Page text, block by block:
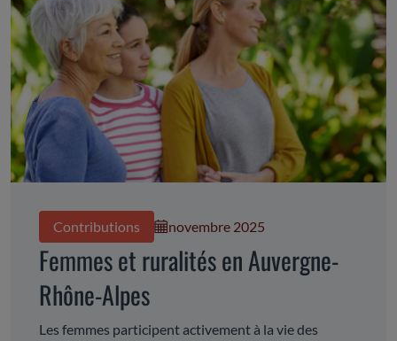
Contributions novembre 2025
Femmes et ruralités en Auvergne-
Rhône-Alpes
Les femmes participent activement à la vie des